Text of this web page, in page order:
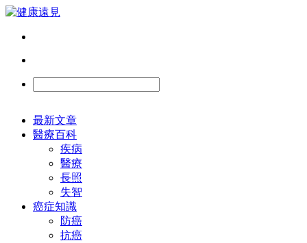
最新文章
醫療百科
疾病
醫療
長照
失智
癌症知識
防癌
抗癌